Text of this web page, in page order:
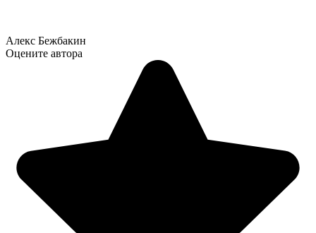
Алекс Бежбакин
Оцените автора